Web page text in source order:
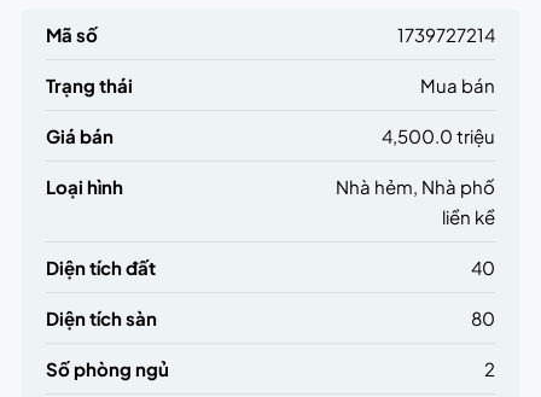
Mã số 1739727214
Trạng thái Mua bán
Giá bán 4,500.0 triệu
Loại hình
Nhà hẻm, Nhà phố
liền kề
Diện tích đất 40
Diện tích sàn 80
Số phòng ngủ 2